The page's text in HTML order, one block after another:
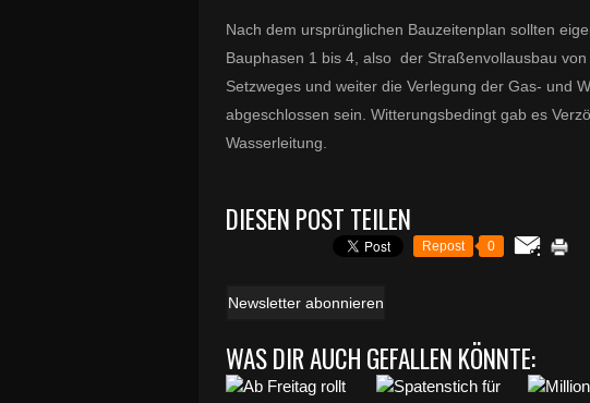
Nach dem ursprünglichen Bauzeitenplan sollten
Bauphasen 1 bis 4, also der Straßenvollausbau
Setzweges und weiter die Verlegung der Gas- und
abgeschlossen sein. Witterungsbedingt gab es
Wasserleitung.
DIESEN POST TEILEN
Repost 0
Newsletter abonnieren
WAS DIR AUCH GEFALLEN KÖNNTE: